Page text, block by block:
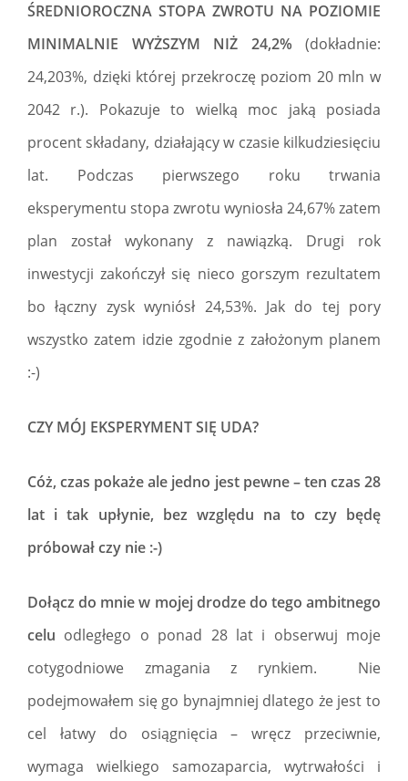
ŚREDNIOROCZNA STOPA ZWROTU NA POZIOMIE
MINIMALNIE WYŻSZYM NIŻ 24,2% (dokładnie:
24,203%, dzięki której przekroczę poziom 20 mln w
2042 r.). Pokazuje to wielką moc jaką posiada
procent składany, działający w czasie kilkudziesięciu
lat. Podczas pierwszego roku trwania
eksperymentu stopa zwrotu wyniosła 24,67% zatem
plan został wykonany z nawiązką. Drugi rok
inwestycji zakończył się nieco gorszym rezultatem
bo łączny zysk wyniósł 24,53%. Jak do tej pory
wszystko zatem idzie zgodnie z założonym planem
:-)
CZY MÓJ EKSPERYMENT SIĘ UDA?
Cóż, czas pokaże ale jedno jest pewne – ten czas 28
lat i tak upłynie, bez względu na to czy będę
próbował czy nie :-)
Dołącz do mnie w mojej drodze do tego ambitnego
celu odległego o ponad 28 lat i obserwuj moje
cotygodniowe zmagania z rynkiem. Nie
podejmowałem się go bynajmniej dlatego że jest to
cel łatwy do osiągnięcia – wręcz przeciwnie,
wymaga wielkiego samozaparcia, wytrwałości i